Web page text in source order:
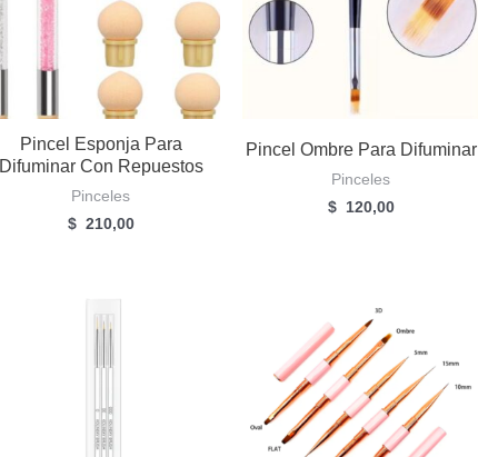
Pincel Esponja Para
Difuminar Con Repuestos
Pinceles
$ 210,00
Pincel Ombre Para Difuminar
Pinceles
$ 120,00